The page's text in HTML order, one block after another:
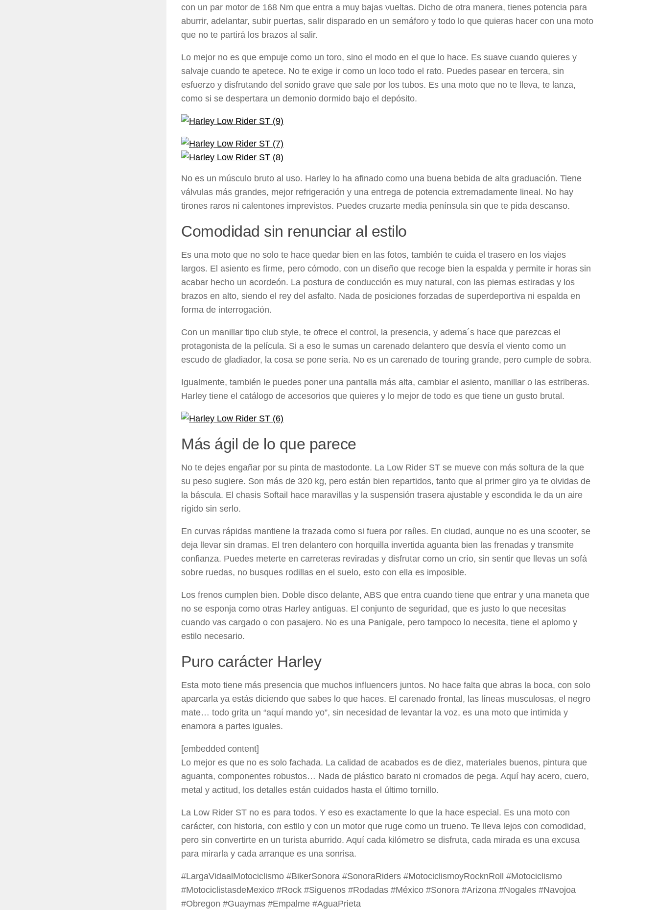
con un par motor de 168 Nm que entra a muy bajas vueltas. Dicho de otra manera, tienes potencia para
aburrir, adelantar, subir puertas, salir disparado en un semáforo y todo lo que quieras hacer con una moto
que no te partirá los brazos al salir.
Lo mejor no es que empuje como un toro, sino el modo en el que lo hace. Es suave cuando quieres y
salvaje cuando te apetece. No te exige ir como un loco todo el rato. Puedes pasear en tercera, sin
esfuerzo y disfrutando del sonido grave que sale por los tubos. Es una moto que no te lleva, te lanza,
como si se despertara un demonio dormido bajo el depósito.
No es un músculo bruto al uso. Harley lo ha afinado como una buena bebida de alta graduación. Tiene
válvulas más grandes, mejor refrigeración y una entrega de potencia extremadamente lineal. No hay
tirones raros ni calentones imprevistos. Puedes cruzarte media península sin que te pida descanso.
Comodidad sin renunciar al estilo
Es una moto que no solo te hace quedar bien en las fotos, también te cuida el trasero en los viajes
largos. El asiento es firme, pero cómodo, con un diseño que recoge bien la espalda y permite ir horas sin
acabar hecho un acordeón. La postura de conducción es muy natural, con las piernas estiradas y los
brazos en alto, siendo el rey del asfalto. Nada de posiciones forzadas de superdeportiva ni espalda en
forma de interrogación.
Con un manillar tipo club style, te ofrece el control, la presencia, y adema´s hace que parezcas el
protagonista de la película. Si a eso le sumas un carenado delantero que desvía el viento como un
escudo de gladiador, la cosa se pone seria. No es un carenado de touring grande, pero cumple de sobra.
Igualmente, también le puedes poner una pantalla más alta, cambiar el asiento, manillar o las estriberas.
Harley tiene el catálogo de accesorios que quieres y lo mejor de todo es que tiene un gusto brutal.
Más ágil de lo que parece
No te dejes engañar por su pinta de mastodonte. La Low Rider ST se mueve con más soltura de la que
su peso sugiere. Son más de 320 kg, pero están bien repartidos, tanto que al primer giro ya te olvidas de
la báscula. El chasis Softail hace maravillas y la suspensión trasera ajustable y escondida le da un aire
rígido sin serlo.
En curvas rápidas mantiene la trazada como si fuera por raíles. En ciudad, aunque no es una scooter, se
deja llevar sin dramas. El tren delantero con horquilla invertida aguanta bien las frenadas y transmite
confianza. Puedes meterte en carreteras reviradas y disfrutar como un crío, sin sentir que llevas un sofá
sobre ruedas, no busques rodillas en el suelo, esto con ella es imposible.
Los frenos cumplen bien. Doble disco delante, ABS que entra cuando tiene que entrar y una maneta que
no se esponja como otras Harley antiguas. El conjunto de seguridad, que es justo lo que necesitas
cuando vas cargado o con pasajero. No es una Panigale, pero tampoco lo necesita, tiene el aplomo y
estilo necesario.
Puro carácter Harley
Esta moto tiene más presencia que muchos influencers juntos. No hace falta que abras la boca, con solo
aparcarla ya estás diciendo que sabes lo que haces. El carenado frontal, las líneas musculosas, el negro
mate… todo grita un “aquí mando yo”, sin necesidad de levantar la voz, es una moto que intimida y
enamora a partes iguales.
[embedded content]
Lo mejor es que no es solo fachada. La calidad de acabados es de diez, materiales buenos, pintura que
aguanta, componentes robustos… Nada de plástico barato ni cromados de pega. Aquí hay acero, cuero,
metal y actitud, los detalles están cuidados hasta el último tornillo.
La Low Rider ST no es para todos. Y eso es exactamente lo que la hace especial. Es una moto con
carácter, con historia, con estilo y con un motor que ruge como un trueno. Te lleva lejos con comodidad,
pero sin convertirte en un turista aburrido. Aquí cada kilómetro se disfruta, cada mirada es una excusa
para mirarla y cada arranque es una sonrisa.
#LargaVidaalMotociclismo #BikerSonora #SonoraRiders #MotociclismoyRocknRoll #Motociclismo
#MotociclistasdeMexico #Rock #Siguenos #Rodadas #México #Sonora #Arizona #Nogales #Navojoa
#Obregon #Guaymas #Empalme #AguaPrieta